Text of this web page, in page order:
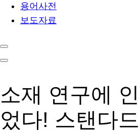
용어사전
보도자료
소재 연구에
었다! 스탠다